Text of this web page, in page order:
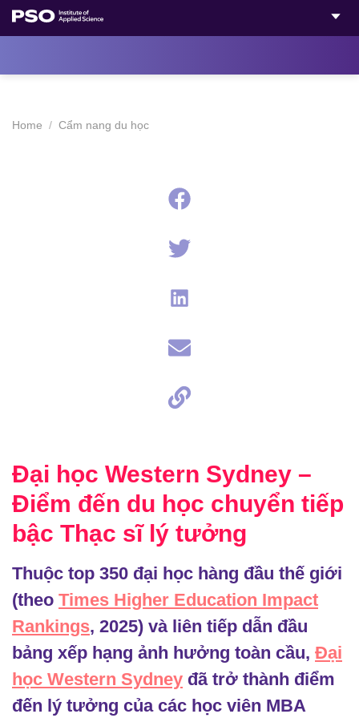
Bỏ
qua
nội
Home / Cẩm nang du học
Đại học Western Sydney –
Điểm đến du học chuyển tiếp
bậc Thạc sĩ lý tưởng
Thuộc top 350 đại học hàng đầu thế giới
(theo Times Higher Education Impact
Rankings, 2025) và liên tiếp dẫn đầu
bảng xếp hạng ảnh hưởng toàn cầu, Đại
học Western Sydney đã trở thành điểm
đến lý tưởng của các học viên MBA